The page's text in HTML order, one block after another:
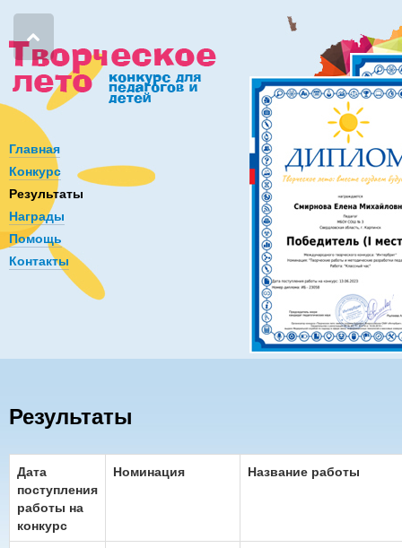
Главная
Конкурс
Результаты
Награды
Помощь
Контакты
Результаты
Дата
поступления
работы на
конкурс
Номинация Название работы